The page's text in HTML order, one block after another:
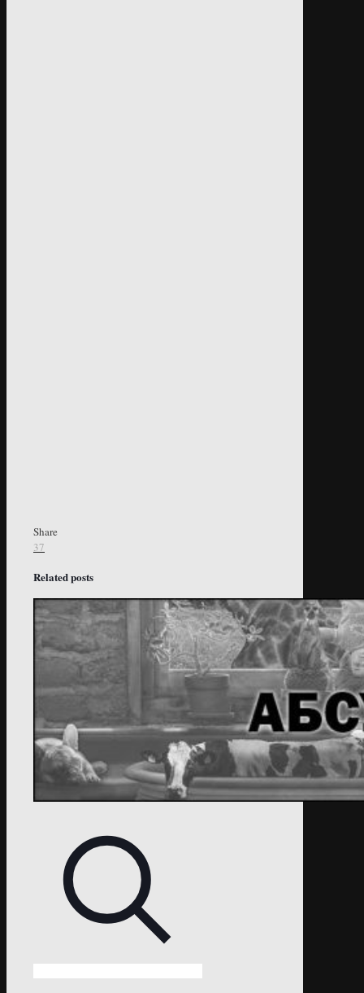
Share
37
Related posts